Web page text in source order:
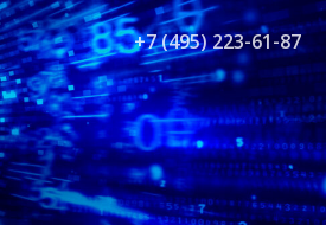
+7 (495) 223-61-87